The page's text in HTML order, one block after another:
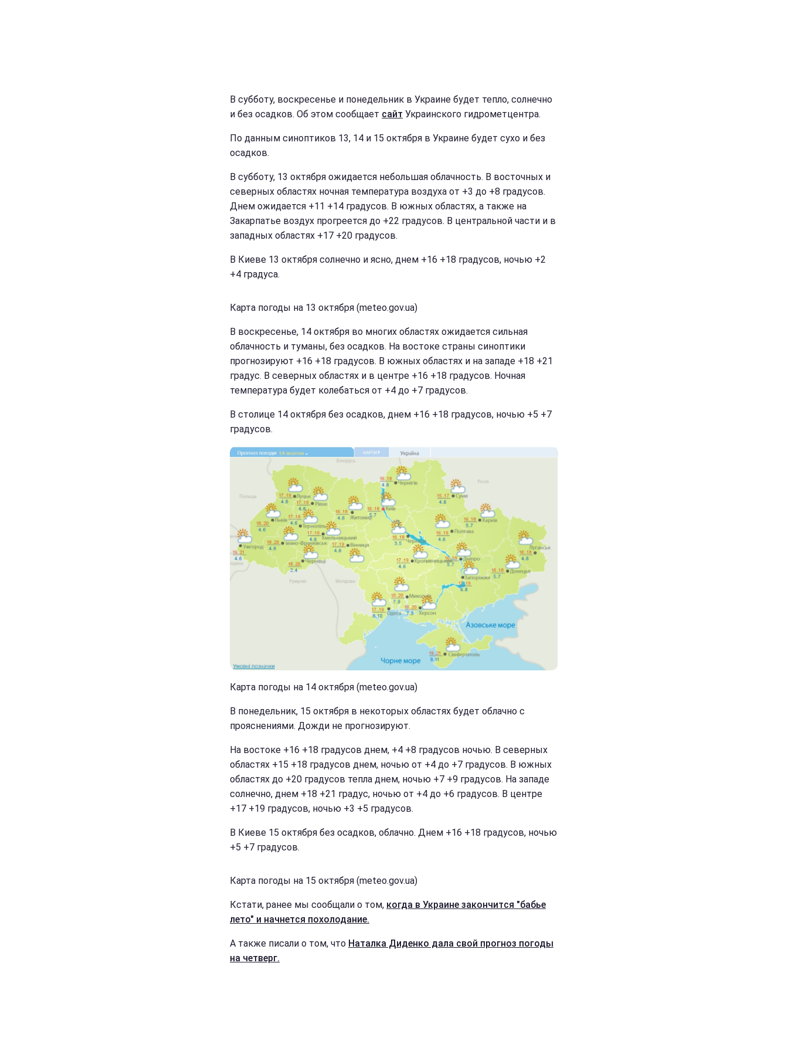
В субботу, воскресенье и понедельник в Украине будет тепло, солнечно
и без осадков. Об этом сообщает сайт Украинского гидрометцентра.
По данным синоптиков 13, 14 и 15 октября в Украине будет сухо и без
осадков.
В субботу, 13 октября ожидается небольшая облачность. В восточных и
северных областях ночная температура воздуха от +3 до +8 градусов.
Днем ожидается +11 +14 градусов. В южных областях, а также на
Закарпатье воздух прогреется до +22 градусов. В центральной части и в
западных областях +17 +20 градусов.
В Киеве 13 октября солнечно и ясно, днем +16 +18 градусов, ночью +2
+4 градуса.
Карта погоды на 13 октября (meteo.gov.ua)
В воскресенье, 14 октября во многих областях ожидается сильная
облачность и туманы, без осадков. На востоке страны синоптики
прогнозируют +16 +18 градусов. В южных областях и на западе +18 +21
градус. В северных областях и в центре +16 +18 градусов. Ночная
температура будет колебаться от +4 до +7 градусов.
В столице 14 октября без осадков, днем +16 +18 градусов, ночью +5 +7
градусов.
Карта погоды на 14 октября (meteo.gov.ua)
В понедельник, 15 октября в некоторых областях будет облачно с
прояснениями. Дожди не прогнозируют.
На востоке +16 +18 градусов днем, +4 +8 градусов ночью. В северных
областях +15 +18 градусов днем, ночью от +4 до +7 градусов. В южных
областях до +20 градусов тепла днем, ночью +7 +9 градусов. На западе
солнечно, днем +18 +21 градус, ночью от +4 до +6 градусов. В центре
+17 +19 градусов, ночью +3 +5 градусов.
В Киеве 15 октября без осадков, облачно. Днем +16 +18 градусов, ночью
+5 +7 градусов.
Карта погоды на 15 октября (meteo.gov.ua)
Кстати, ранее мы сообщали о том, когда в Украине закончится "бабье
лето" и начнется похолодание.
А также писали о том, что Наталка Диденко дала свой прогноз погоды
на четверг.